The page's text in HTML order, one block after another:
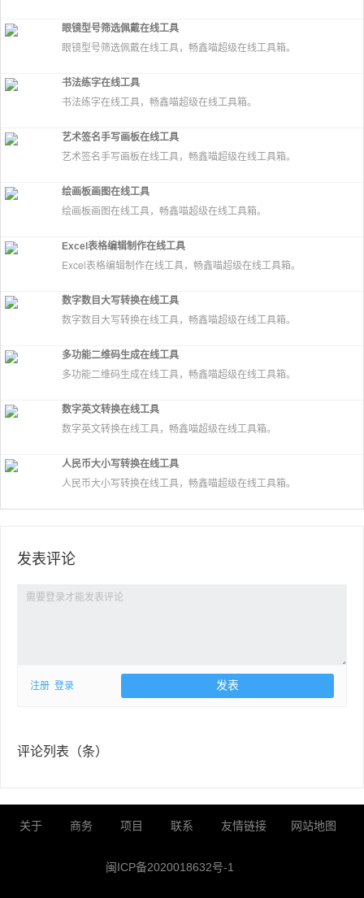
眼镜型号筛选佩戴在线工具
眼镜型号筛选佩戴在线工具，畅鑫喵超级在线工具箱。
书法练字在线工具
书法练字在线工具，畅鑫喵超级在线工具箱。
艺术签名手写画板在线工具
艺术签名手写画板在线工具，畅鑫喵超级在线工具箱。
绘画板画图在线工具
绘画板画图在线工具，畅鑫喵超级在线工具箱。
Excel表格编辑制作在线工具
Excel表格编辑制作在线工具，畅鑫喵超级在线工具箱。
数字数目大写转换在线工具
数字数目大写转换在线工具，畅鑫喵超级在线工具箱。
多功能二维码生成在线工具
多功能二维码生成在线工具，畅鑫喵超级在线工具箱。
数字英文转换在线工具
数字英文转换在线工具，畅鑫喵超级在线工具箱。
人民币大小写转换在线工具
人民币大小写转换在线工具，畅鑫喵超级在线工具箱。
发表评论
注册 登录
评论列表（条）
关于 商务 项目 联系 友情链接 网站地图
闽ICP备2020018632号-1